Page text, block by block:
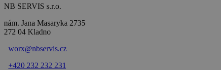
NB SERVIS s.r.o.
nám. Jana Masaryka 2735
272 04 Kladno
worx@nbservis.cz
+420 232 232 231